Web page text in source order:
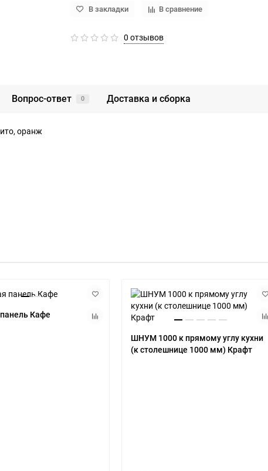
В закладки В сравнение
0 отзывов
Вопрос-ответ 0 Доставка и сборка
оранж
Кафе
ШНУМ 1000 к прямому углу кухни
(к столешнице 1000 мм) Крафт